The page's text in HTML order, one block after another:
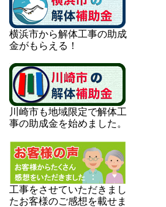
横浜市から解体工事の助成
金がもらえる！
川崎市も地域限定で解体工
事の助成金を始めました。
工事をさせていただきまし
たお客様のご感想を載せま